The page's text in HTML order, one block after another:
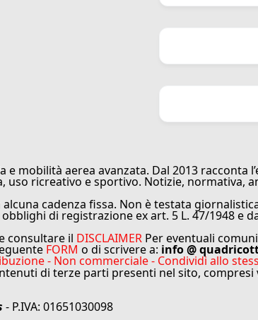
aerea avanzata. Dal 2013 racconta
ricreativo e sportivo. Notizie, normativa,
cadenza fissa. Non è testata
di registrazione ex art. 5 L. 47/1948 e
consultare il DISCLAIMER Per eventuali
FORM o di scrivere a: info @
- Non commerciale - Condividi allo
di terze parti presenti nel sito,
- P.IVA: 01651030098